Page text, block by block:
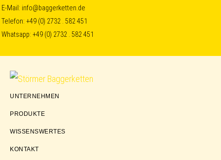
Skip
to
primary
navigation
Skip
to
content
Skip
to
E-Mail: info@baggerketten.de
Telefon:+49 (0) 2732 . 582 451
Whatsapp:+49 (0) 2732 . 582 451
Störmer
UNTERNEHMEN
PRODUKTE
WISSENSWERTES
KONTAKT